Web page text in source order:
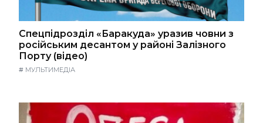
Спецпідрозділ «Баракуда» уразив човни з
російським десантом у районі Залізного
Порту (відео)
# МУЛЬТИМЕДІА